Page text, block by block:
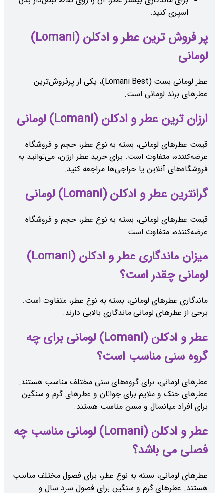
اسپری کنید.
پر فروش ترین عطر و ادکلن (Lomani)
لومانی
عطر لومانی بست (Lomani Best)، یکی از پرفروش‌ترین
عطرهای برند لومانی است.
ارزان ترین عطر و ادکلن (Lomani) لومانی
قیمت عطرهای لومانی، بسته به نوع عطر، حجم و فروشگاه
عرضه‌کننده، متفاوت است. برای خرید عطر ارزان، می‌توانید به
فروشگاه‌های آنلاین یا حراجی‌ها مراجعه کنید.
گرانترین عطر و ادکلن (Lomani) لومانی
قیمت عطرهای لومانی، بسته به نوع عطر، حجم و فروشگاه
عرضه‌کننده، متفاوت است.
میزان ماندگاری عطر و ادکلن (Lomani)
لومانی چقدر است؟
ماندگاری عطرهای لومانی، بسته به نوع عطر، متفاوت است.
برخی از عطرهای لومانی ماندگاری بالایی دارند.
عطر و ادکلن (Lomani) لومانی برای چه
گروه سنی مناسب است؟
عطرهای لومانی، برای گروه‌های سنی مختلف مناسب هستند.
عطرهای خنک و ملایم برای جوانان و عطرهای گرم و سنگین
برای افراد میانسال و مسن مناسب هستند.
عطر و ادکلن (Lomani) لومانی مناسب چه
فصلی می باشد؟
عطرهای لومانی، بسته به نوع عطر، برای فصول مختلف مناسب
هستند. عطرهای گرم و سنگین برای فصول سرد سال و